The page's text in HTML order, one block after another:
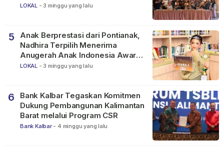
LOKAL - 3 minggu yang lalu
5
Anak Berprestasi dari Pontianak,
Nadhira Terpilih Menerima
Anugerah Anak Indonesia Awards
2026
LOKAL - 3 minggu yang lalu
6
Bank Kalbar Tegaskan Komitmen
Dukung Pembangunan Kalimantan
Barat melalui Program CSR
Bank Kalbar - 4 minggu yang lalu